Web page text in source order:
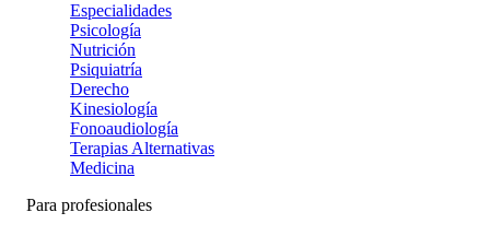
Especialidades
Psicología
Nutrición
Psiquiatría
Derecho
Kinesiología
Fonoaudiología
Terapias Alternativas
Medicina
Para profesionales